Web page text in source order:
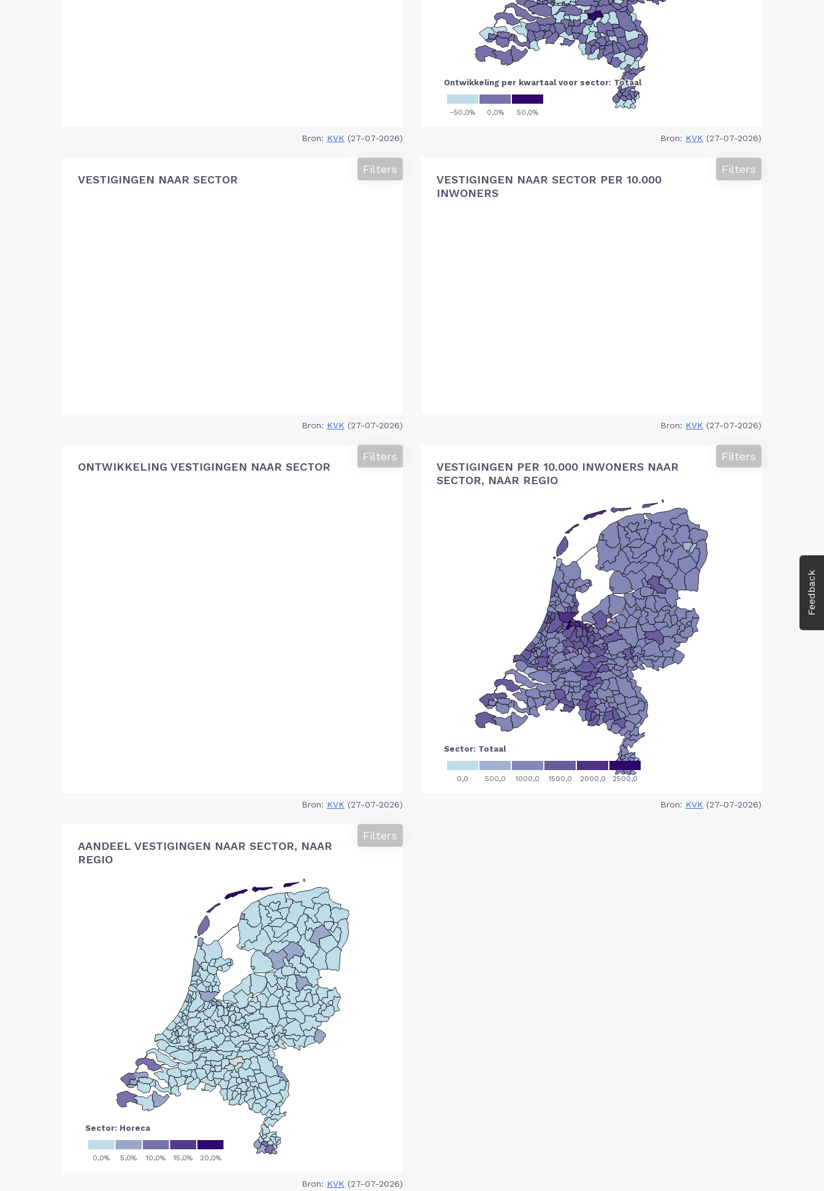
Feedback
Bron: KVK (27-07-2026) Bron: KVK (27-07-2026)
VESTIGINGEN NAAR SECTOR
Filters
Bron: KVK (27-07-2026)
VESTIGINGEN NAAR SECTOR PER 10.000
INWONERS
Filters
Bron: KVK (27-07-2026)
ONTWIKKELING VESTIGINGEN NAAR SECTOR
Filters
Bron: KVK (27-07-2026)
VESTIGINGEN PER 10.000 INWONERS NAAR
SECTOR, NAAR REGIO
Filters
Bron: KVK (27-07-2026)
AANDEEL VESTIGINGEN NAAR SECTOR, NAAR
REGIO
Filters
Bron: KVK (27-07-2026)